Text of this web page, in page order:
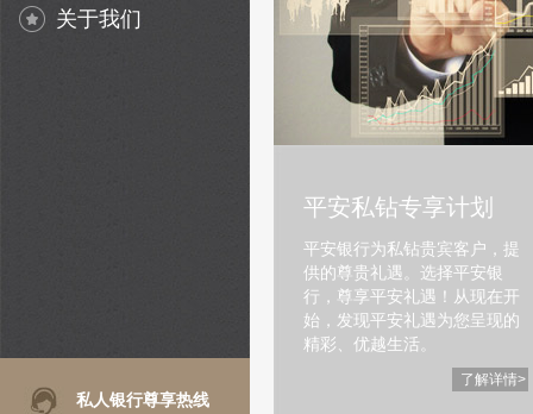
关于我们
私人银行尊享热线
平安私钻专享计划
平安银行为私钻贵宾客户，提
供的尊贵礼遇。选择平安银
行，尊享平安礼遇！从现在开
始，发现平安礼遇为您呈现的
精彩、优越生活。
了解详情>